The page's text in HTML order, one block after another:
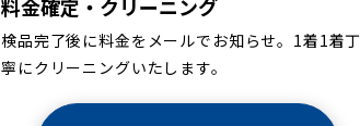
料金確定・クリーニング
検品完了後に料金をメールでお知らせ。1着1着丁
寧にクリーニングいたします。